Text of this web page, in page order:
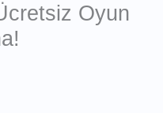
Oyun